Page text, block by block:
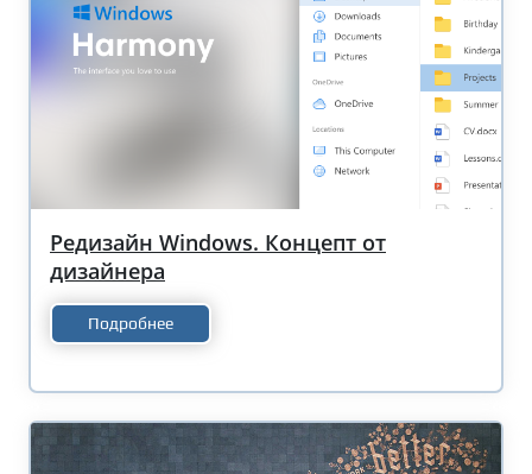
Редизайн Windows. Концепт от
дизайнера
Подробнее